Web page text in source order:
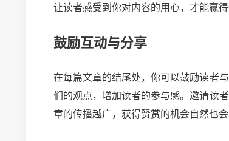
让读者感受到你对内容的用心，才能赢得
鼓励互动与分享
在每篇文章的结尾处，你可以鼓励读者
们的观点，增加读者的参与感。邀请读
章的传播越广，获得赞赏的机会自然也会